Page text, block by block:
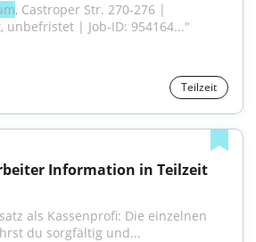
, Castroper Str. 270-276 |
unbefristet | Job-ID: 954164..."
Teilzeit
Information in Teilzeit
als Kassenprofi: Die einzelnen
du sorgfältig und...